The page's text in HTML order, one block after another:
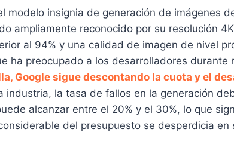
modelo insignia de generación de imágenes
ampliamente reconocido por su resolución
al 94% y una calidad de imagen de nivel
ha preocupado a los desarrolladores durante
Google sigue descontando la cuota y el
industria, la tasa de fallos en la generación
alcanzar entre el 20% y el 30%, lo que
del presupuesto se desperdicia en